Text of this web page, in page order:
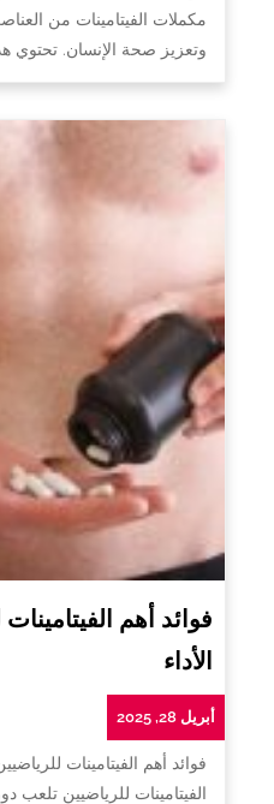
مكملات الفيتامينات من
وتعزيز صحة الإنسان. تحتوي
فوائد أهم
الأداء
أبريل 28, 2025
فوائد أهم الفيتامينات
الفيتامينات للرياضيين تلعب